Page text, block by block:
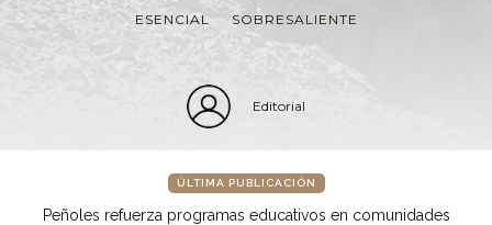
ESENCIAL SOBRESALIENTE
Editorial
ÚLTIMA PUBLICACIÓN
Peñoles refuerza programas educativos en comunidades